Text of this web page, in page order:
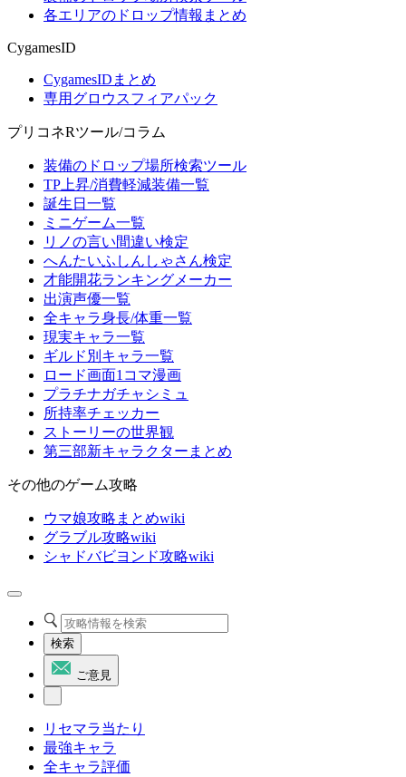
各エリアのドロップ情報まとめ
CygamesID
CygamesIDまとめ
専用グロウスフィアパック
プリコネRツール/コラム
装備のドロップ場所検索ツール
TP上昇/消費軽減装備一覧
誕生日一覧
ミニゲーム一覧
リノの言い間違い検定
へんたいふしんしゃさん検定
才能開花ランキングメーカー
出演声優一覧
全キャラ身長/体重一覧
現実キャラ一覧
ギルド別キャラ一覧
ロード画面1コマ漫画
プラチナガチャシミュ
所持率チェッカー
ストーリーの世界観
第三部新キャラクターまとめ
その他のゲーム攻略
ウマ娘攻略まとめwiki
グラブル攻略wiki
シャドバビヨンド攻略wiki
検索
ご意見
リセマラ当たり
最強キャラ
全キャラ評価